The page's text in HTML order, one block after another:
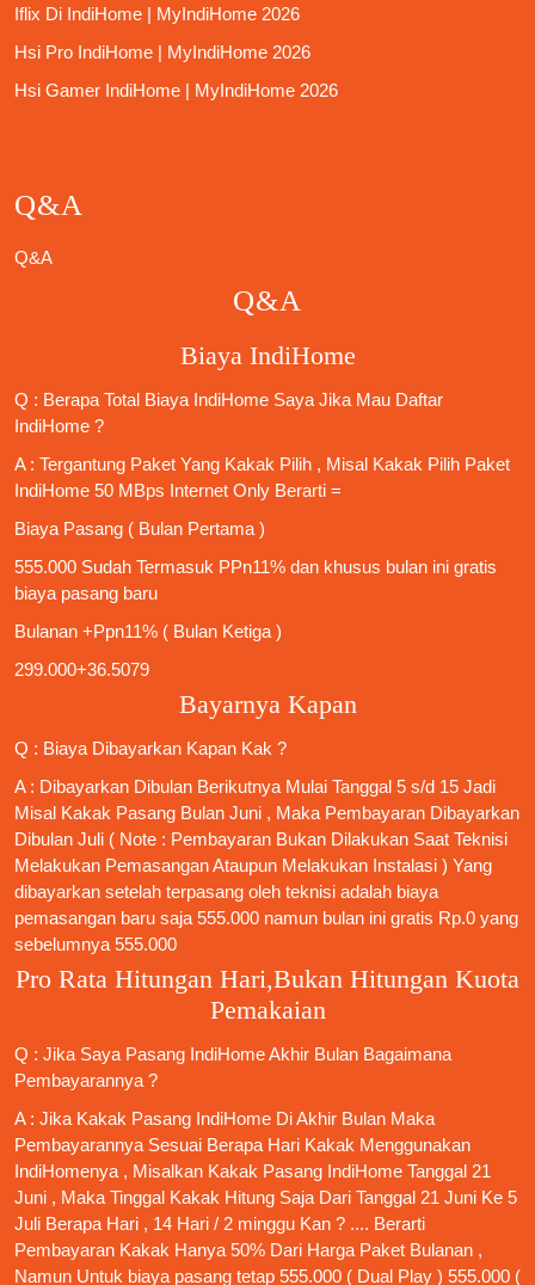
Iflix Di IndiHome | MyIndiHome 2026
Hsi Pro IndiHome | MyIndiHome 2026
Hsi Gamer IndiHome | MyIndiHome 2026
Q&A
Q&A
Q&A
Biaya IndiHome
Q : Berapa Total Biaya IndiHome Saya Jika Mau Daftar
IndiHome ?
A : Tergantung Paket Yang Kakak Pilih , Misal Kakak Pilih Paket
IndiHome 50 MBps Internet Only Berarti =
Biaya Pasang ( Bulan Pertama )
555.000 Sudah Termasuk PPn11% dan khusus bulan ini gratis
biaya pasang baru
Bulanan +Ppn11% ( Bulan Ketiga )
299.000+36.5079
Bayarnya Kapan
Q : Biaya Dibayarkan Kapan Kak ?
A : Dibayarkan Dibulan Berikutnya Mulai Tanggal 5 s/d 15 Jadi
Misal Kakak Pasang Bulan Juni , Maka Pembayaran Dibayarkan
Dibulan Juli ( Note : Pembayaran Bukan Dilakukan Saat Teknisi
Melakukan Pemasangan Ataupun Melakukan Instalasi ) Yang
dibayarkan setelah terpasang oleh teknisi adalah biaya
pemasangan baru saja 555.000 namun bulan ini gratis Rp.0 yang
sebelumnya 555.000
Pro Rata Hitungan Hari,Bukan Hitungan Kuota
Pemakaian
Q : Jika Saya Pasang IndiHomeAkhir Bulan Bagaimana
Pembayarannya ?
A : Jika Kakak Pasang IndiHome Di Akhir Bulan Maka
Pembayarannya Sesuai Berapa Hari Kakak Menggunakan
IndiHomenya , Misalkan Kakak Pasang IndiHome Tanggal 21
Juni , Maka Tinggal Kakak Hitung Saja Dari Tanggal 21 Juni Ke 5
Juli Berapa Hari , 14 Hari / 2 minggu Kan ? .... Berarti
Pembayaran Kakak Hanya 50% Dari Harga Paket Bulanan ,
Namun Untuk biaya pasang tetap 555.000 ( Dual Play ) 555.000 (